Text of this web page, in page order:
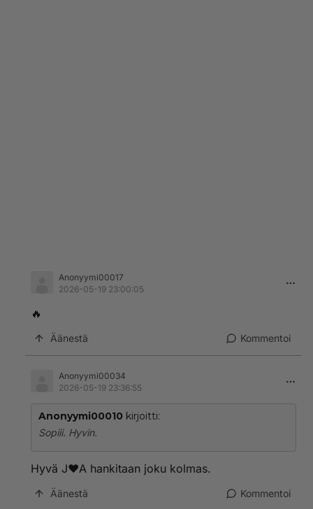
Anonyymi00017
2026-05-19 23:00:05
🔥
Äänestä Kommentoi
Anonyymi00034
2026-05-19 23:36:55
Anonyymi00010 kirjoitti:
Sopiii. Hyvin.
Hyvä J❤️A hankitaan joku kolmas.
Äänestä Kommentoi